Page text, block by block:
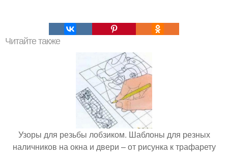
Читайте также
Узоры для резьбы лобзиком. Шаблоны для резных
наличников на окна и двери – от рисунка к трафарету